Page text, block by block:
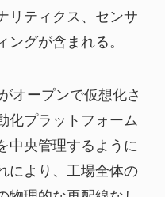
リティクス、センサ
グが含まれる。
オープンで仮想化さ
化プラットフォーム
中央管理するように
により、工場全体の